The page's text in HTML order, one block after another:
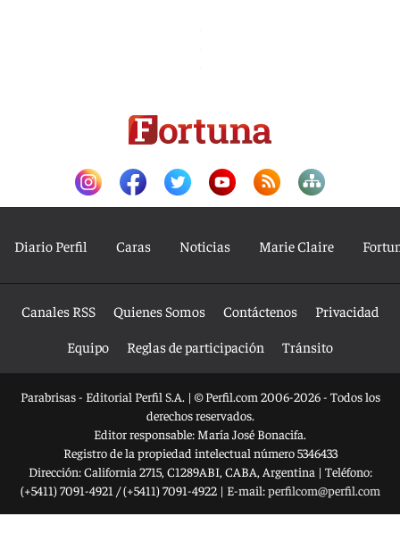
Diario Perfil Caras Noticias Marie Claire
Canales RSS Quienes Somos Contáctenos
Privacidad
Equipo
Reglas de participación Tránsito
Parabrisas - Editorial Perfil S.A. | © Perfil.com 2006-2026 - Todos los
derechos reservados.
Editor responsable: María José Bonacifa.
Registro de la propiedad intelectual número 5346433
Dirección:California 2715, C1289ABI, CABA, Argentina | Teléfono:
(+5411) 7091-4921 /(+5411) 7091-4922| E-mail:perfilcom@perfil.com